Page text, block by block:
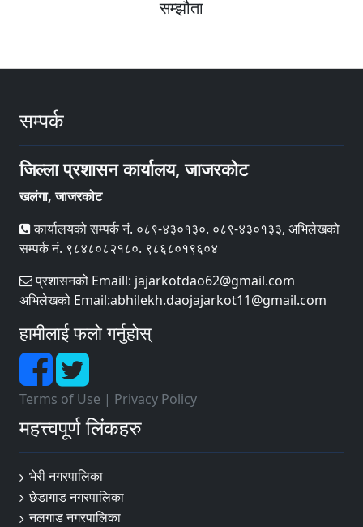
सम्झौता
सम्पर्क
जिल्ला प्रशासन कार्यालय, जाजरकोट
खलंगा, जाजरकोट
कार्यालयको सम्पर्क नं. ०८९-४३०१३०. ०८९-४३०१३३, अभिलेखको
सम्पर्क नं. ९८४८०८२१८०. ९८६८०१९६०४
प्रशासनको Emaill: jajarkotdao62@gmail.com
अभिलेखको Email:abhilekh.daojajarkot11@gmail.com
हामीलाई फलो गर्नुहोस्
Terms of Use | Privacy Policy
महत्त्वपूर्ण लिंकहरु
भेरी नगरपालिका
छेडागाड नगरपालिका
नलगाड नगरपालिका